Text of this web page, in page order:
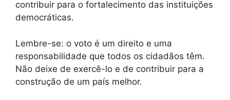
contribuir para o fortalecimento das instituições
democráticas.
Lembre-se: o voto é um direito e uma
responsabilidade que todos os cidadãos têm.
Não deixe de exercê-lo e de contribuir para a
construção de um país melhor.